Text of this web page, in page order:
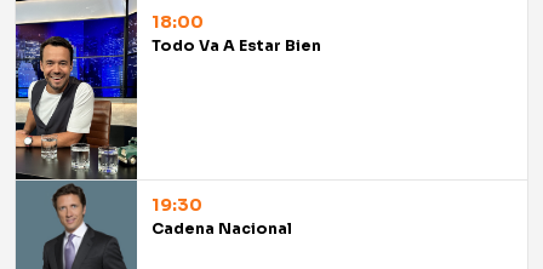
18:00
Todo Va A Estar Bien
19:30
Cadena Nacional